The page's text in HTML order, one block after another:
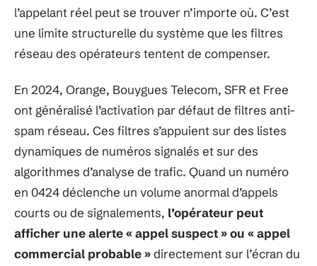
l’appelant réel peut se trouver n’importe où. C’est
une limite structurelle du système que les filtres
réseau des opérateurs tentent de compenser.
En 2024, Orange, Bouygues Telecom, SFR et Free
ont généralisé l’activation par défaut de filtres anti-
spam réseau. Ces filtres s’appuient sur des listes
dynamiques de numéros signalés et sur des
algorithmes d’analyse de trafic. Quand un numéro
en 0424 déclenche un volume anormal d’appels
courts ou de signalements, l’opérateur peut
afficher une alerte « appel suspect » ou « appel
commercial probable »directement sur l’écran du